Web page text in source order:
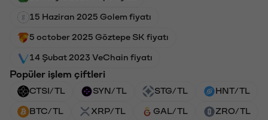
15 Haziran 2025 Golem fiyatı
5 october 2025 Göztepe SK fiyatı
14 Şubat 2023 VeChain fiyatı
Popüler işlem çiftleri
CTSI/TL SYN/TL STG/TL HNT/TL
BTC/TL XRP/TL GAL/TL ZRO/TL